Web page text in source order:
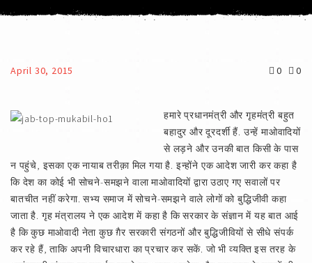
April 30, 2015 0 0
हमारे प्रधानमंत्री और गृहमंत्री बहुत
बहादुर और दूरदर्शी हैं. उन्हें माओवादियों
से लड़ने और उनकी बात किसी के पास
न पहुंचे, इसका एक नायाब तरीक़ा मिल गया है. इन्होंने एक आदेश जारी कर कहा है
कि देश का कोई भी सोचने-समझने वाला माओवादियों द्वारा उठाए गए सवालों पर
बातचीत नहीं करेगा. सभ्य समाज में सोचने-समझने वाले लोगों को बुद्धिजीवी कहा
जाता है. गृह मंत्रालय ने एक आदेश में कहा है कि सरकार के संज्ञान में यह बात आई
है कि कुछ माओवादी नेता कुछ ग़ैर सरकारी संगठनों और बुद्धिजीवियों से सीधे संपर्क
कर रहे हैं, ताकि अपनी विचारधारा का प्रचार कर सकें. जो भी व्यक्ति इस तरह के